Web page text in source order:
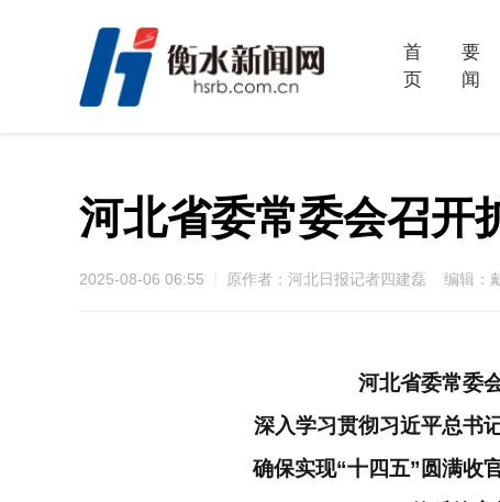
首
页
要
闻
河北省委常委会召开
2025-08-06 06:55 原作者：河北日报记者四建磊 编辑：
河北省委常委
深入学习贯彻习近平总书
确保实现“十四五”圆满收